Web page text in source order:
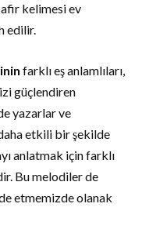
kelimesi ev
edilir.
farklı eş anlamlıları,
güçlendiren
yazarlar ve
etkili bir şekilde
anlatmak için farklı
Bu melodiler de
etmemizde olanak